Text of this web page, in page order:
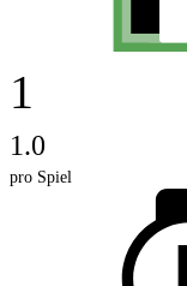
1
1.0
pro Spiel